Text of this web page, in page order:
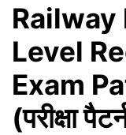
Railway
Level
Exam
(परीक्षा